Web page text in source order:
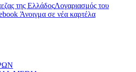
της ΕλλάδοςΛογαριασμός του
Άνοιγμα σε νέα καρτέλα